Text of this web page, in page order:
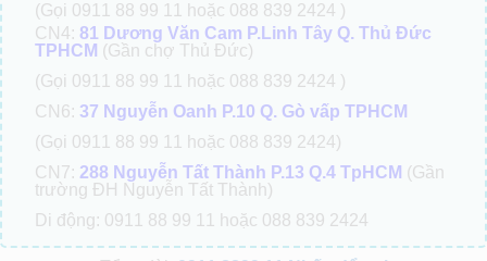
(Gọi 0911 88 99 11 hoặc 088 839 2424 )
CN4: 81 Dương Văn Cam P.Linh Tây Q. Thủ Đức
TPHCM (Gần chợ Thủ Đức)
(Gọi 0911 88 99 11 hoặc 088 839 2424 )
CN6: 37 Nguyễn Oanh P.10 Q. Gò vấp TPHCM
(Gọi 0911 88 99 11 hoặc 088 839 2424)
CN7: 288 Nguyễn Tất Thành P.13 Q.4 TpHCM (Gần
trường ĐH Nguyễn Tất Thành)
Di động: 0911 88 99 11 hoặc 088 839 2424